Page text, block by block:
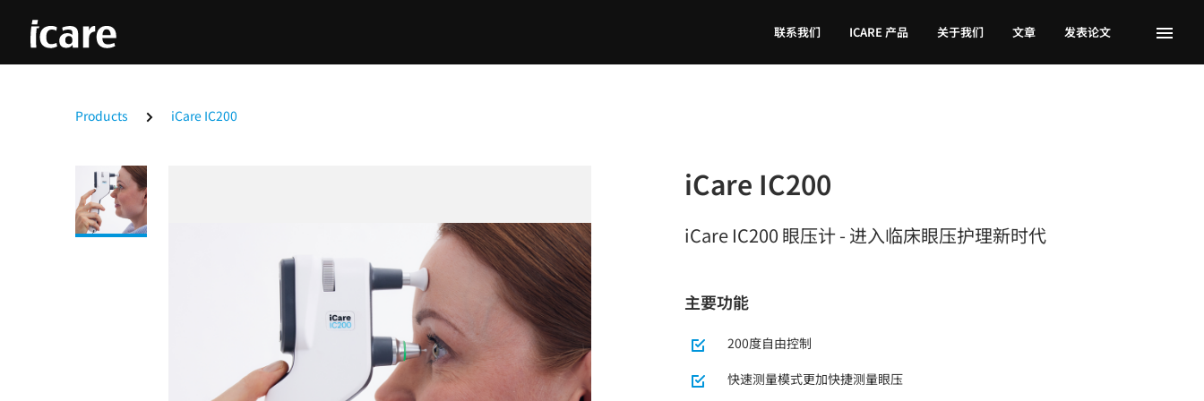
联系我们 ICARE 产品 关于我们 文章 发表论文
Products iCare IC200
iCare IC200
iCare IC200 眼压计 - 进入临床眼压护理新时代
主要功能
200度自由控制
快速测量模式更加快捷测量眼压